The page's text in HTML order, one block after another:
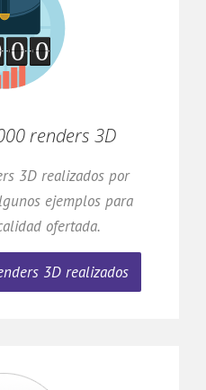
renders 3D
3D realizados por
ejemplos para
ofertada.
3D realizados